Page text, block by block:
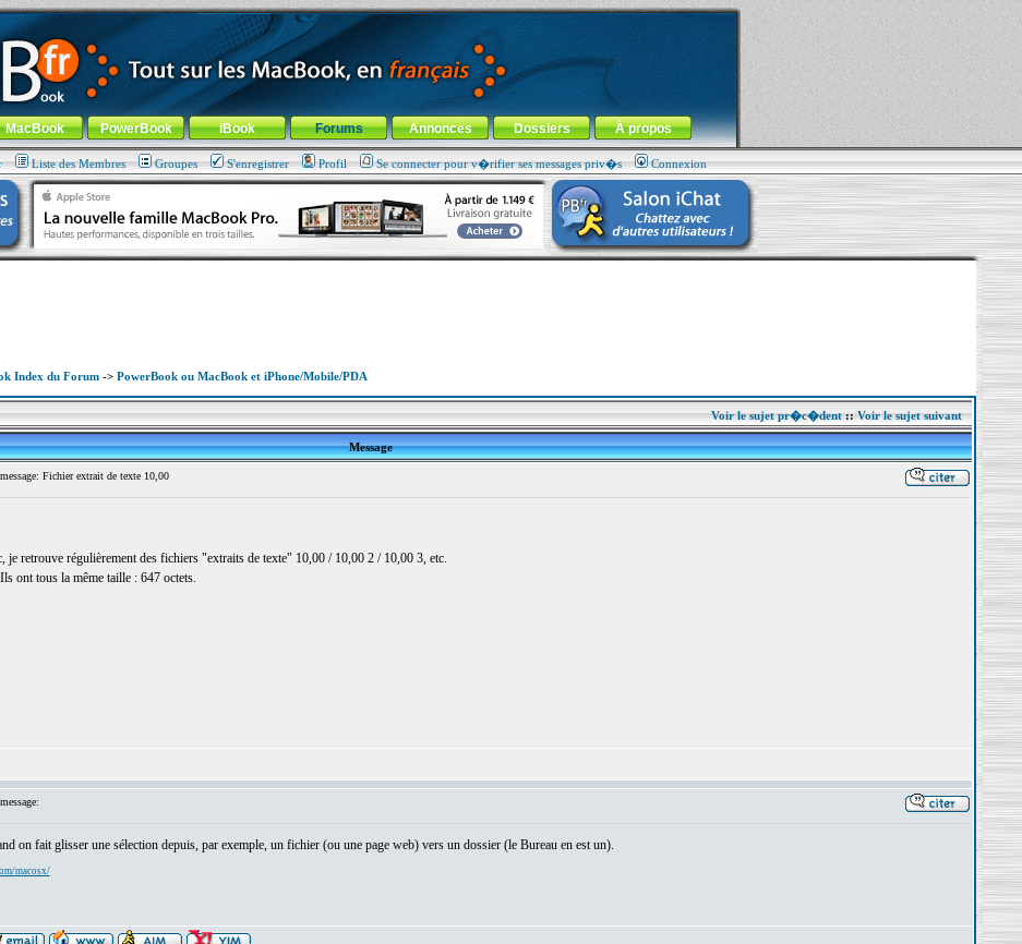
nomade !
général-Aller au menu de la rubrique
MacBook PowerBook iBook Forums Annonces Dossiers À propos
Liste des Membres Groupes S'enregistrer Profil Se connecter pour v�rifier ses messages priv�s Connexion
Index du Forum-> PowerBook ou MacBook et iPhone/Mobile/PDA
Voir le sujet pr�c�dent::Voir le sujet suivant
Message
Fichier extrait de texte 10,00
je retrouve régulièrement des fichiers "extraits de texte" 10,00 / 10,00 2 / 10,00 3, etc.
ont tous la même taille : 647 octets.
on fait glisser une sélection depuis, par exemple, un fichier (ou une page web) vers un dossier (le Bureau en est un).
macosx/